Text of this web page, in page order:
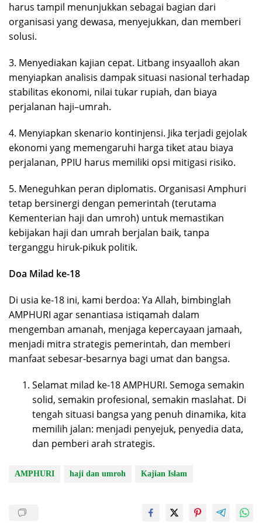
harus tampil menunjukkan sebagai bagian dari
organisasi yang dewasa, menyejukkan, dan memberi
solusi.
3. Menyediakan kajian cepat. Litbang insyaalloh akan
menyiapkan analisis dampak situasi nasional terhadap
stabilitas ekonomi, nilai tukar rupiah, dan biaya
perjalanan haji–umrah.
4. Menyiapkan skenario kontinjensi. Jika terjadi gejolak
ekonomi yang memengaruhi harga tiket atau biaya
perjalanan, PPIU harus memiliki opsi mitigasi risiko.
5. Meneguhkan peran diplomatis. Organisasi Amphuri
tetap bersinergi dengan pemerintah (terutama
Kementerian haji dan umroh) untuk memastikan
kebijakan haji dan umrah berjalan baik, tanpa
terganggu hiruk-pikuk politik.
Doa Milad ke-18
Di usia ke-18 ini, kami berdoa: Ya Allah, bimbinglah
AMPHURI agar senantiasa istiqamah dalam
mengemban amanah, menjaga kepercayaan jamaah,
menjadi mitra strategis pemerintah, dan memberi
manfaat sebesar-besarnya bagi umat dan bangsa.
Selamat milad ke-18 AMPHURI. Semoga semakin
solid, semakin profesional, semakin maslahat. Di
tengah situasi bangsa yang penuh dinamika, kita
memilih jalan: menjadi penyejuk, penyedia data,
dan pemberi arah strategis.
AMPHURI haji dan umroh Kajian Islam